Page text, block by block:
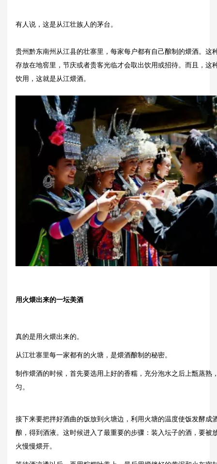
有人说，这是从江壮族人的茅台。
贵州黔东南州从江县的壮寨里，每家每户都有自己酿制的煨酒。这
存放在地窖里，节庆或者贵客光临才会取出饮用或招待。而且，这
饮用，这就是从江煨酒。
用火煨出来的一坛美酒
真的是用火煨出来的。
从江壮寨里每一家都有的火塘，是煨酒酿制的秘密。
制作煨酒的时候，首先要选用上好的香糯，充分泡水之后上甑蒸熟
匀。
接下来要把拌好酒曲的饭放到火塘边，利用火塘的温度使饭发酵成
酿，得到酒液。这时候进入了最重要的步骤：装入坛子的酒，要被
火慢慢煨开。